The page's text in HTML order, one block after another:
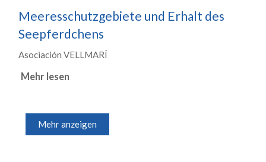
Meeresschutzgebiete und Erhalt des
Seepferdchens
Asociación VELLMARÍ
Mehr lesen
Mehr anzeigen